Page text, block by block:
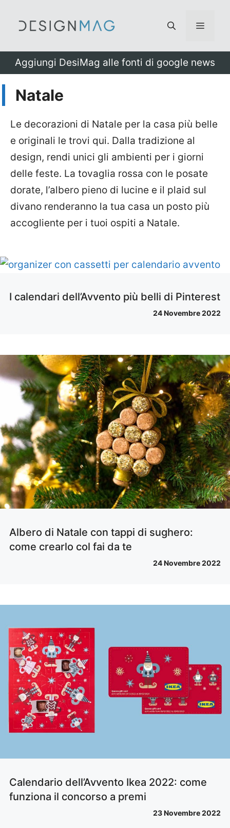
Menu
Aggiungi DesiMag alle fonti di google news
Natale
Le decorazioni di Natale per la casa più belle
e originali le trovi qui. Dalla tradizione al
design, rendi unici gli ambienti per i giorni
delle feste. La tovaglia rossa con le posate
dorate, l’albero pieno di lucine e il plaid sul
divano renderanno la tua casa un posto più
accogliente per i tuoi ospiti a Natale.
I calendari dell’Avvento più belli di Pinterest
24 Novembre 2022
Albero di Natale con tappi di sughero:
come crearlo col fai da te
24 Novembre 2022
Calendario dell’Avvento Ikea 2022: come
funziona il concorso a premi
23 Novembre 2022